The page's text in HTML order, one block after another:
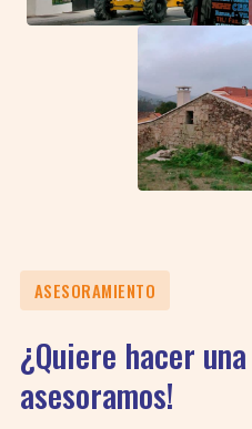
ASESORAMIENTO
¿Quiere hacer
asesoramos!